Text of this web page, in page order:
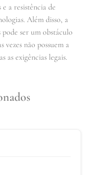
a resistência de
Além disso, a
ser um obstáculo
não possuem a
as exigências legais.